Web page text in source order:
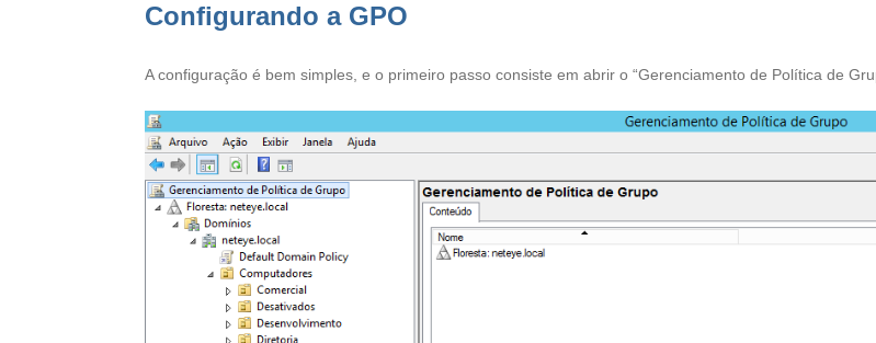
Configurando a GPO
A configuração é bem simples, e o primeiro passo consiste em abrir o “Gerenciamento de Política de